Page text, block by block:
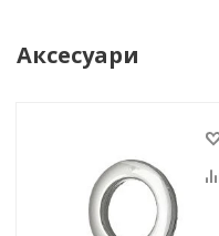
Аксесуари